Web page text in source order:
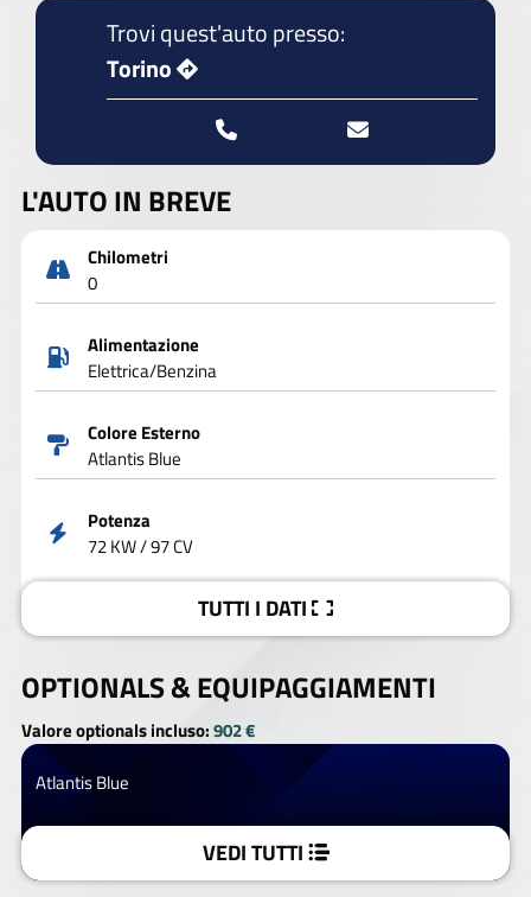
Trovi quest'auto presso:
Torino
L'AUTO IN BREVE
Chilometri
0
Alimentazione
Elettrica/Benzina
Colore Esterno
Atlantis Blue
Potenza
72 KW / 97 CV
TUTTI I DATI
OPTIONALS &EQUIPAGGIAMENTI
Valore optionals incluso:902 €
Atlantis Blue
VEDI TUTTI